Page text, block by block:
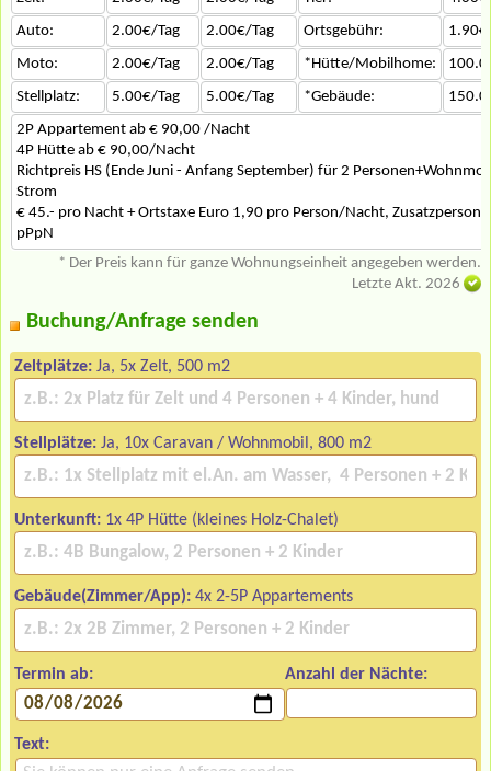
Auto:
2.00€/Tag 2.00€/Tag Ortsgebühr:
Moto:
2.00€/Tag 2.00€/Tag *Hütte/Mobilhome:
Stellplatz:
5.00€/Tag 5.00€/Tag *Gebäude:
2P Appartement ab € 90,00 /Nacht
4P Hütte ab € 90,00/Nacht
Richtpreis HS (Ende Juni - Anfang September) für 2
Strom
€ 45.- pro Nacht + Ortstaxe Euro 1,90 pro Person/Nacht, Zusatzperson
pPpN
* Der Preis kann für ganze Wohnungseinheit angegeben werden.
Letzte Akt. 2026
Buchung/Anfrage senden
Zeltplätze: Ja, 5x Zelt, 500 m2
Stellplätze: Ja, 10x Caravan / Wohnmobil, 800 m2
Unterkunft: 1x 4P Hütte (kleines Holz-Chalet)
Gebäude(Zimmer/App): 4x 2-5P Appartements
Termin ab: Anzahl der Nächte:
Text: